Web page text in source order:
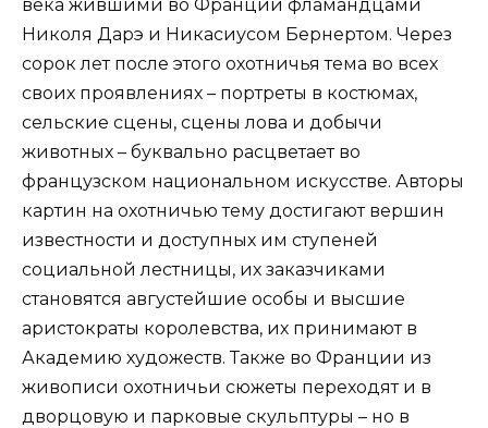
века жившими во Франции фламандцами
Николя Дарэ и Никасиусом Бернертом. Через
сорок лет после этого охотничья тема во всех
своих проявлениях – портреты в костюмах,
сельские сцены, сцены лова и добычи
животных – буквально расцветает во
французском национальном искусстве. Авторы
картин на охотничью тему достигают вершин
известности и доступных им ступеней
социальной лестницы, их заказчиками
становятся августейшие особы и высшие
аристократы королевства, их принимают в
Академию художеств. Также во Франции из
живописи охотничьи сюжеты переходят и в
дворцовую и парковые скульптуры – но в